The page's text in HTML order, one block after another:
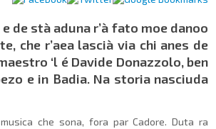
de stà aduna r’à fato moe danoo
che r’aea lascià via chi anes de
‘l é Davide Donazzolo, ben
e in Badia. Na storia nasciuda
che sona, fora par Cadore. Duta ra